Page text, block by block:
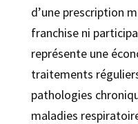
d’une prescription
franchise ni
représente une
traitements
pathologies
maladies